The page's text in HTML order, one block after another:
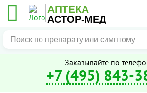
АПТЕКА
АСТОР-МЕД
Заказывайте по
+7 (495) 843-